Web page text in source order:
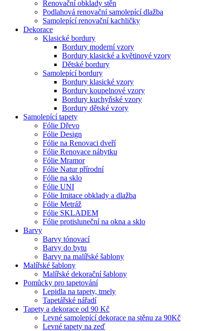
Renovační obklady stěn
Podlahová renovační samolepící dlažba
Samolepící renovační kachličky
Dekorace
Klasické bordury
Bordury moderní vzory
Bordury klasické a květinové vzory
Dětské bordury
Samolepící bordury
Bordury klasické vzory
Bordury koupelnové vzory
Bordury kuchyňské vzory
Bordury dětské vzory
Samolepící tapety
Fólie Dřevo
Fólie Design
Fólie na Renovaci dveří
Fólie Renovace nábytku
Fólie Mramor
Fólie Natur přírodní
Fólie na sklo
Fólie UNI
Fólie Imitace obklady a dlažba
Fólie Metráž
Fólie SKLADEM
Fólie protisluneční na okna a sklo
Barvy
Barvy tónovací
Barvy do bytu
Barvy na malířské šablony
Malířské šablony
Malířské dekorační šablony
Pomůcky pro tapetování
Lepidla na tapety, tmely
Tapetářské nářadí
Tapety a dekorace od 90 Kč
Levné samolepící dekorace na stěnu za 90Kč
Levné tapety na zeď